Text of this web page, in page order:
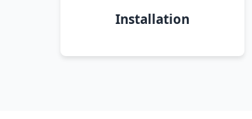
Installation